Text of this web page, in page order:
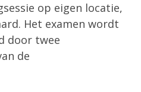
op eigen locatie,
Het examen wordt
door twee
de